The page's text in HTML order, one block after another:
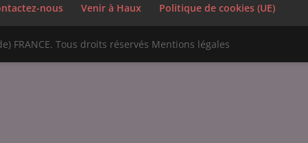
nous Venir à Haux Politique de cookies (UE)
FRANCE. Tous droits réservés Mentions légales